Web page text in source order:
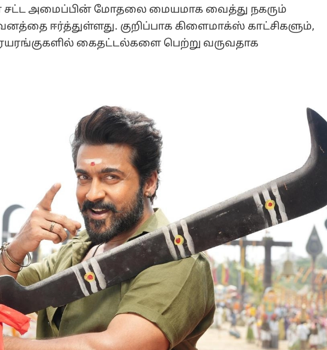
சட்ட அமைப்பின் மோதலை மையமாக வைத்து நகரும்
ஈர்த்துள்ளது. குறிப்பாக கிளைமாக்ஸ் காட்சிகளும்,
கைதட்டல்களை பெற்று வருவதாக